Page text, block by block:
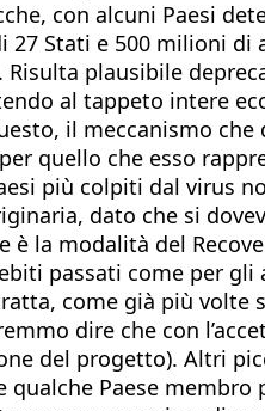
con alcuni Paesi
27 Stati e 500 milioni
plausibile
al tappeto intere
il meccanismo
quello che esso
più colpiti dal virus
dato che si
la modalità del
passati come per
come già più
dire che con
del progetto). Altri
Paese